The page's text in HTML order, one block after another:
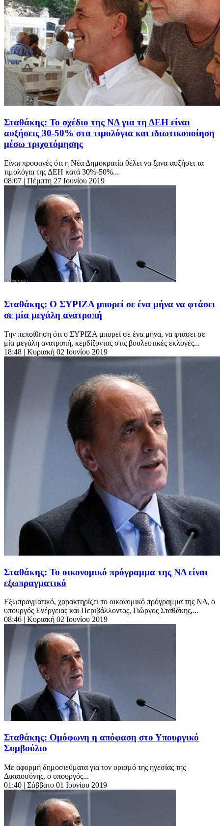
Σταθάκης: Το σχέδιο της ΝΔ για τη ΔΕΗ είναι
αυξήσεις 30-50% στα τιμολόγια και ιδιωτικοποίηση
μέσω τριχοτόμησης
Είναι προφανές ότι η Νέα Δημοκρατία θέλει να ξανα-αυξήσει τα
τιμολόγια της ΔΕΗ κατά 30%-50%...
08:07 | Πέμπτη 27 Ιουνίου 2019
Σταθάκης: Ο ΣΥΡΙΖΑ μπορεί σε ένα μήνα να φτάσει
σε μία μεγάλη ανατροπή
Την πεποίθηση ότι ο ΣΥΡΙΖΑ μπορεί σε ένα μήνα, να φτάσει σε
μία μεγάλη ανατροπή, κερδίζοντας στις βουλευτικές εκλογές...
18:48 | Κυριακή 02 Ιουνίου 2019
Σταθάκης: Το οικονομικό πρόγραμμα της ΝΔ είναι
εξωπραγματικό
Εξωπραγματικό, χαρακτηρίζει το οικονομικό πρόγραμμα της ΝΔ, ο
υπουργός Ενέργειας και Περιβάλλοντος, Γιώργος Σταθάκης,...
08:46 | Κυριακή 02 Ιουνίου 2019
Σταθάκης: Ομόφωνη η απόφαση στο Υπουργικό
Συμβούλιο
Με αφορμή δημοσιεύματα για τον ορισμό της ηγεσίας της
Δικαιοσύνης, ο υπουργός...
01:40 | Σάββατο 01 Ιουνίου 2019